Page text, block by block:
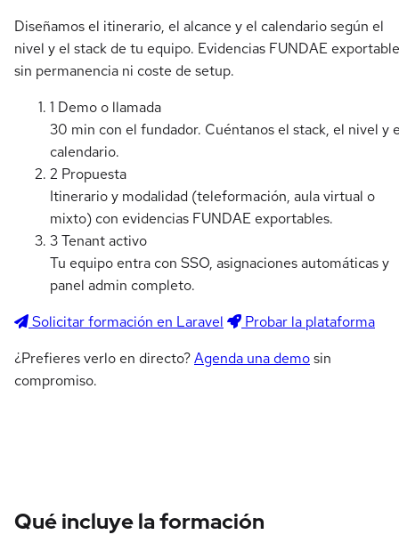
Diseñamos el itinerario, el alcance y el calendario según el
nivel y el stack de tu equipo. Evidencias FUNDAE
sin permanencia ni coste de setup.
1 Demo o llamada
30 min con el fundador. Cuéntanos el stack, el nivel y
calendario.
2 Propuesta
Itinerario y modalidad (teleformación, aula virtual o
mixto) con evidencias FUNDAE exportables.
3Tenant activo
Tu equipo entra con SSO, asignaciones automáticas y
panel admin completo.
Solicitar formación en Laravel
Probar la plataforma
¿Prefieres verlo en directo?Agenda una demosin
compromiso.
Qué incluye la formación